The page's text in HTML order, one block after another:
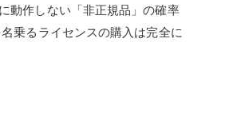
動作しない「非正規品」の確率
乗るライセンスの購入は完全に